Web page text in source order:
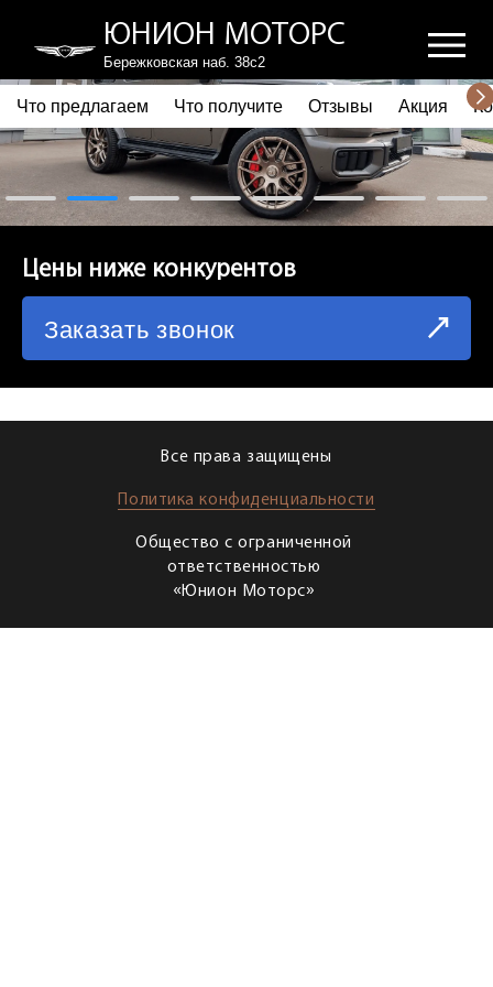
ЮНИОН МОТОРС
Бережковская наб. 38с2
ПОЧЕМУ ВЫБИРАЮТ НАС
ЧТО ПРЕДЛАГАЕМ
ЧТО ПОЛУЧИТЕ
СХЕМА ПРОЕЗДА
Что предлагаем Что получите Отзывы Акция
Цены ниже конкурентов
Заказать звонок
Все права защищены
Политика конфиденциальности
Общество с ограниченной
ответственностью
«Юнион Моторс»